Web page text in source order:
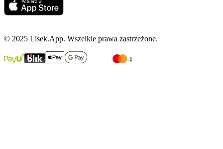
© 2025 Lisek.App. Wszelkie prawa zastrzeżone.